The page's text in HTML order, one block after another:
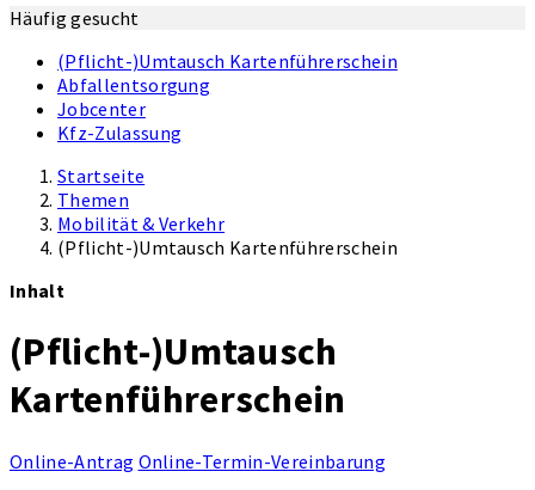
Häufig gesucht
(Pflicht-)Umtausch Kartenführerschein
Abfallentsorgung
Jobcenter
Kfz-Zulassung
Startseite
Themen
Mobilität & Verkehr
(Pflicht-)Umtausch Kartenführerschein
Inhalt
(Pflicht-)Umtausch
Kartenführerschein
Online-Antrag Online-Termin-Vereinbarung